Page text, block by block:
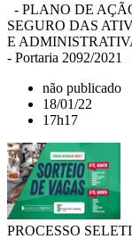
- PLANO DE
SEGURO DAS
E
- Portaria 2092/2021
não publicado
18/01/22
17h17
PROCESSO